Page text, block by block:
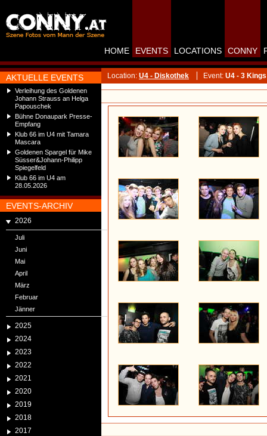
AKTUELLE EVENTS
Verleihung des Goldenen
Johann Strauss an Helga
Papouschek
Bühne Donaupark Presse-
Empfang
Klub 66 im U4 mit Tamara
Mascara
Goldenen Spargel für Mike
Süsser&Johann-Philipp
Spiegelfeld
Klub 66 im U4 am
28.05.2026
EVENTS-ARCHIV
2026
Juli
Juni
Mai
April
März
Februar
Jänner
2025
2024
2023
2022
2021
2020
2019
2018
2017
HOME EVENTS LOCATIONS CONNY
Location: U4 - Diskothek Event: U4 - 3